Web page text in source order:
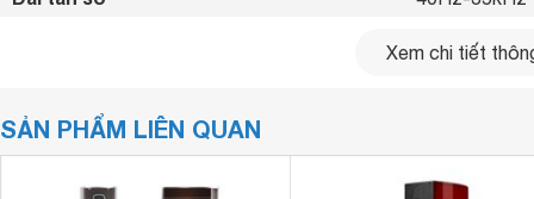
4 Ohms
Kích thước loa chính
Xem chi tiết
SẢN PHẨM LIÊN QUAN